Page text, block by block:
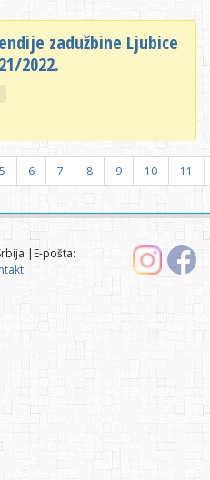
zadužbine Ljubice
2022.
5 6 7 8 9 10 11
|E-pošta: